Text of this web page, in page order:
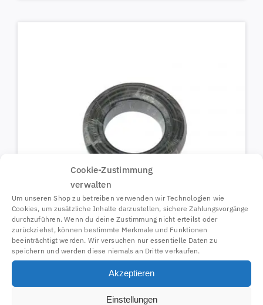
Cookie-Zustimmung
verwalten
Um unseren Shop zu betreiben verwenden wir Technologien wie
Cookies, um zusätzliche Inhalte darzustellen, sichere Zahlungsvorgänge
durchzuführen. Wenn du deine Zustimmung nicht erteilst oder
zurückziehst, können bestimmte Merkmale und Funktionen
beeinträchtigt werden. Wir versuchen nur essentielle Daten zu
speichern und werden diese niemals an Dritte verkaufen.
Akzeptieren
Einstellungen
Koaxialkabel 15m N-Stecker / SMA-Stecker
36,40€